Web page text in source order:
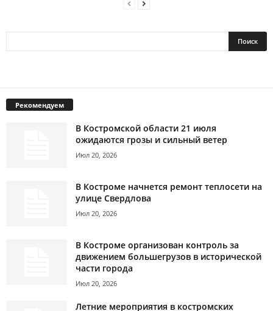
Рекомендуем
В Костромской области 21 июля
ожидаются грозы и сильный ветер
Июл 20, 2026
В Костроме начнется ремонт теплосети на
улице Свердлова
Июл 20, 2026
В Костроме организован контроль за
движением большегрузов в исторической
части города
Июл 20, 2026
Летние мероприятия в костромских